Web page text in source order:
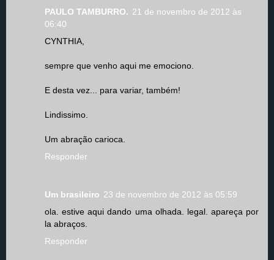
PAULO TAMBURRO. 21 de novembro de 2012 às
06:40
CYNTHIA,
sempre que venho aqui me emociono.
E desta vez... para variar, também!
Lindissimo.
Um abração carioca.
Responder
Um brasileiro 23 de novembro de 2012 às 05:59
ola. estive aqui dando uma olhada. legal. apareça por
la abraços.
Responder